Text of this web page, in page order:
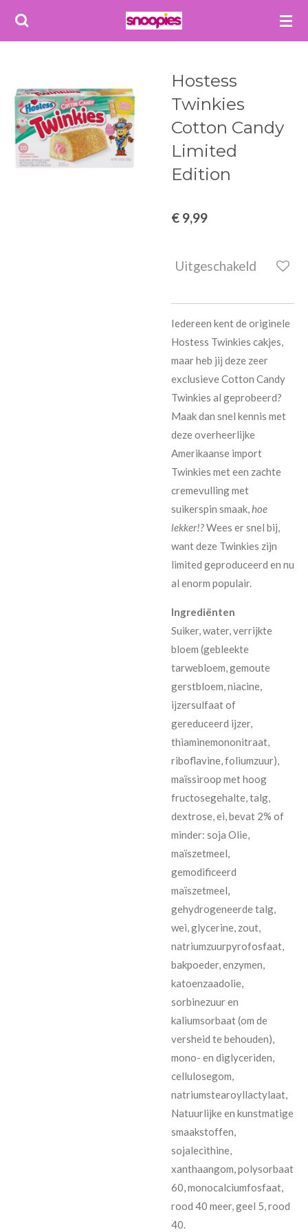
Ga
hoofdinhoud
Hostess
Twinkies
Cotton Candy
Limited
Edition
€ 9,99
Uitgeschakeld
Iedereen kent de originele
Hostess Twinkies cakjes,
maar heb jij deze zeer
exclusieve Cotton Candy
Twinkies al geprobeerd?
Maak dan snel kennis met
deze overheerlijke
Amerikaanse import
Twinkies met een zachte
cremevulling met
suikerspin smaak,hoe
lekker!?Wees er snel bij,
want deze Twinkies zijn
limited geproduceerd en nu
al enorm populair.
Ingrediënten
Suiker, water, verrijkte
bloem (gebleekte
tarwebloem, gemoute
gerstbloem, niacine,
ijzersulfaat of
gereduceerd ijzer,
thiaminemononitraat,
riboflavine, foliumzuur),
maïssiroop met hoog
fructosegehalte, talg,
dextrose, ei, bevat 2% of
minder: soja Olie,
maïszetmeel,
gemodificeerd
maïszetmeel,
gehydrogeneerde talg,
wei, glycerine, zout,
natriumzuurpyrofosfaat,
bakpoeder, enzymen,
katoenzaadolie,
sorbinezuur en
kaliumsorbaat (om de
versheid te behouden),
mono- en diglyceriden,
cellulosegom,
natriumstearoyllactylaat,
Natuurlijke en kunstmatige
smaakstoffen,
sojalecithine,
xanthaangom, polysorbaat
60, monocalciumfosfaat,
rood 40 meer, geel 5, rood
40.